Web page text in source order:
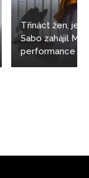
Třináct žen,
Sabo zahájil
performance